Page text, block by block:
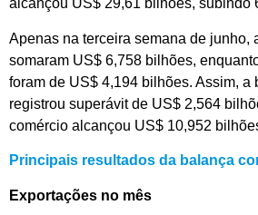
alcançou US$ 29,61 bilhões, subindo
Apenas na terceira semana de junho,
somaram US$ 6,758 bilhões,
foram de US$ 4,194 bilhões. Assim, a
registrou superávit de US$ 2,564
comércio alcançou US$ 10,952
Principais resultados da balança
Exportações no mês